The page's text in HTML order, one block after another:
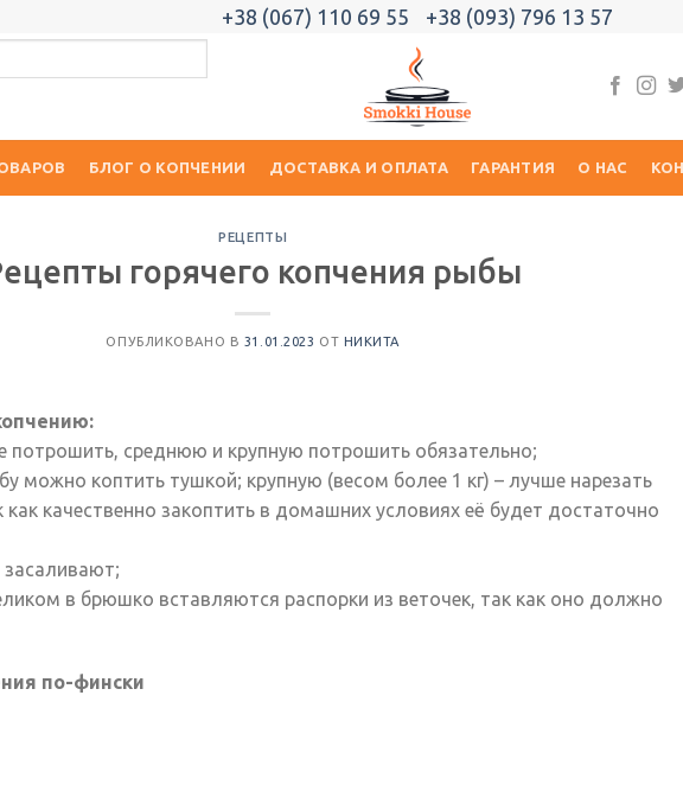
+38 (067) 110 69 55 +38 (093) 796 13 57
БЛОГ О КОПЧЕНИИ ДОСТАВКА И ОПЛАТА ГАРАНТИЯ О НАС
РЕЦЕПТЫ
горячего копчения рыбы
ОПУБЛИКОВАНО В 31.01.2023 ОТ НИКИТА
среднюю и крупную потрошить обязательно;
можно коптить тушкой; крупную (весом более 1 кг) – лучше нарезать
как качественно закоптить в домашних условиях её будет достаточно
в брюшко вставляются распорки из веточек, так как оно должно
по-фински